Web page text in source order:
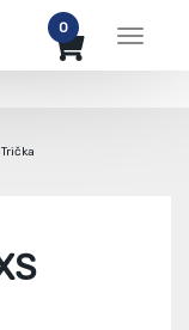
Menu
0
Trička